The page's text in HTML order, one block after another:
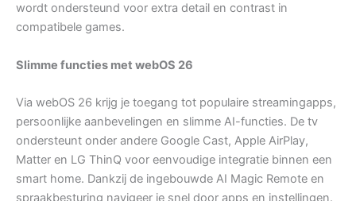
wordt ondersteund voor extra detail en contrast in
compatibele games.
Slimme functies met webOS 26
Via webOS 26 krijg je toegang tot populaire streamingapps,
persoonlijke aanbevelingen en slimme AI-functies. De tv
ondersteunt onder andere Google Cast, Apple AirPlay,
Matter en LG ThinQ voor eenvoudige integratie binnen een
smart home. Dankzij de ingebouwde AI Magic Remote en
spraakbesturing navigeer je snel door apps en instellingen.